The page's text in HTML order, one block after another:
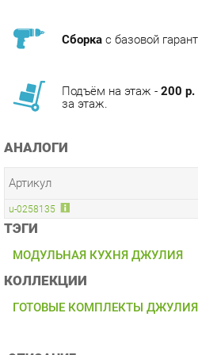
АНАЛОГИ
Артикул
u-0258135
ТЭГИ
МОДУЛЬНАЯ КУХНЯ ДЖУЛИЯ
КОЛЛЕКЦИИ
ГОТОВЫЕ КОМПЛЕКТЫ ДЖУЛИЯ
ОПИСАНИЕ